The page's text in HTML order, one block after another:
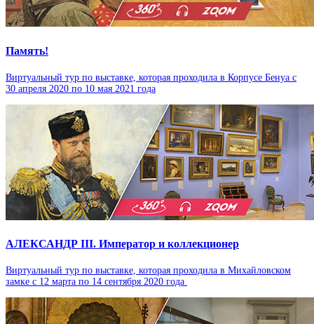
Память!
Виртуальный тур по выставке, которая проходила в Корпусе Бенуа с
30 апреля 2020 по 10 мая 2021 года
АЛЕКСАНДР III. Император и коллекционер
Виртуальный тур по выставке, которая проходила в Михайловском
замке с 12 марта по 14 сентября 2020 года